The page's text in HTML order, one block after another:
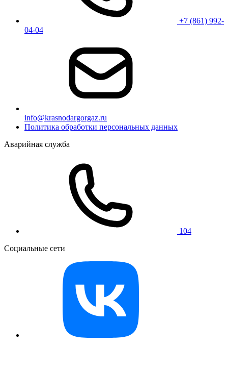
+7 (861) 992-
04-04
info@krasnodargorgaz.ru
Политика обработки персональных данных
Аварийная служба
104
Социальные сети